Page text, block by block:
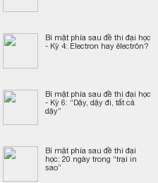
Bí mật phía sau đề thi đại học
- Kỳ 4: Electron hay êlectrôn?
Bí mật phía sau đề thi đại học
- Kỳ 6: “Dậy, dậy đi, tất cả
dậy”
Bí mật phía sau đề thi đại
học: 20 ngày trong “trại in
sao”